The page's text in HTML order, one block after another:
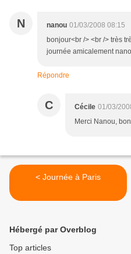
N nanou 01/03/2008 08:15
bonjour<br /> <br /> très
journée amicalement
Répondre
C Cécile 01/03/
Merci Nanou,
< Journée à Paris
Hébergé par Overblog
Top articles